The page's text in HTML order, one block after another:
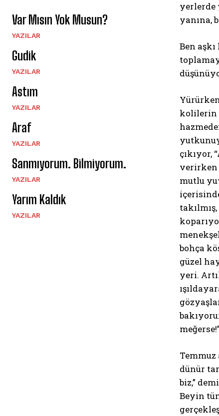
Var Mısın Yok Musun?
YAZILAR
Gudik
YAZILAR
Astım
YAZILAR
Araf
YAZILAR
Sanmıyorum. Bilmiyorum.
YAZILAR
Yarım Kaldık
YAZILAR
yerlerde
yanına,
Ben
kolilerin
çıkıyor,
verirken
mutlu
bohça
güzel
yeri.
dünür
biz,”
Beyin